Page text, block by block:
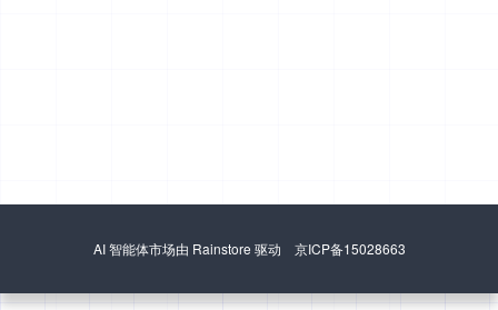
AI 智能体市场由 Rainstore 驱动 京ICP备15028663